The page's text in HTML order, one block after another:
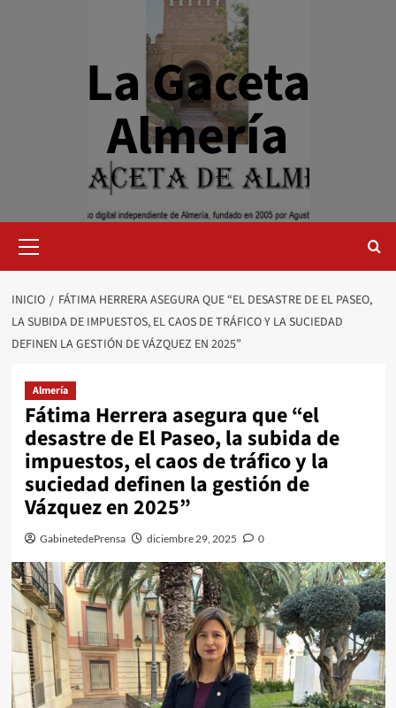
La Gaceta
Almería
primario
INICIO
FÁTIMA HERRERA ASEGURA QUE “EL DESASTRE DE EL PASEO,
LA SUBIDA DE IMPUESTOS, EL CAOS DE TRÁFICO Y LA SUCIEDAD
DEFINEN LA GESTIÓN DE VÁZQUEZ EN 2025”
Almería
Fátima Herrera asegura que “el
desastre de El Paseo, la subida de
impuestos, el caos de tráfico y la
suciedad definen la gestión de
Vázquez en 2025”
GabinetedePrensa diciembre 29, 2025 0